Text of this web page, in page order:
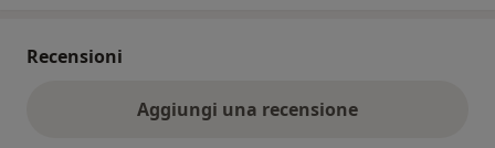
Recensioni
Aggiungi una recensione